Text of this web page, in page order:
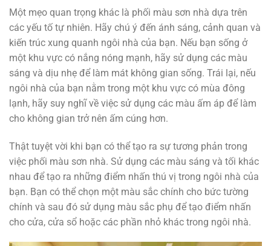
Một mẹo quan trọng khác là phối màu sơn nhà dựa trên
các yếu tố tự nhiên. Hãy chú ý đến ánh sáng, cảnh quan và
kiến trúc xung quanh ngôi nhà của bạn. Nếu bạn sống ở
một khu vực có nắng nóng mạnh, hãy sử dụng các màu
sáng và dịu nhẹ để làm mát không gian sống. Trái lại, nếu
ngôi nhà của bạn nằm trong một khu vực có mùa đông
lạnh, hãy suy nghĩ về việc sử dụng các màu ấm áp để làm
cho không gian trở nên ấm cúng hơn.
Thật tuyệt vời khi bạn có thể tạo ra sự tương phản trong
việc phối màu sơn nhà. Sử dụng các màu sáng và tối khác
nhau để tạo ra những điểm nhấn thú vị trong ngôi nhà của
bạn. Bạn có thể chọn một màu sắc chính cho bức tường
chính và sau đó sử dụng màu sắc phụ để tạo điểm nhấn
cho cửa, cửa sổ hoặc các phần nhỏ khác trong ngôi nhà.